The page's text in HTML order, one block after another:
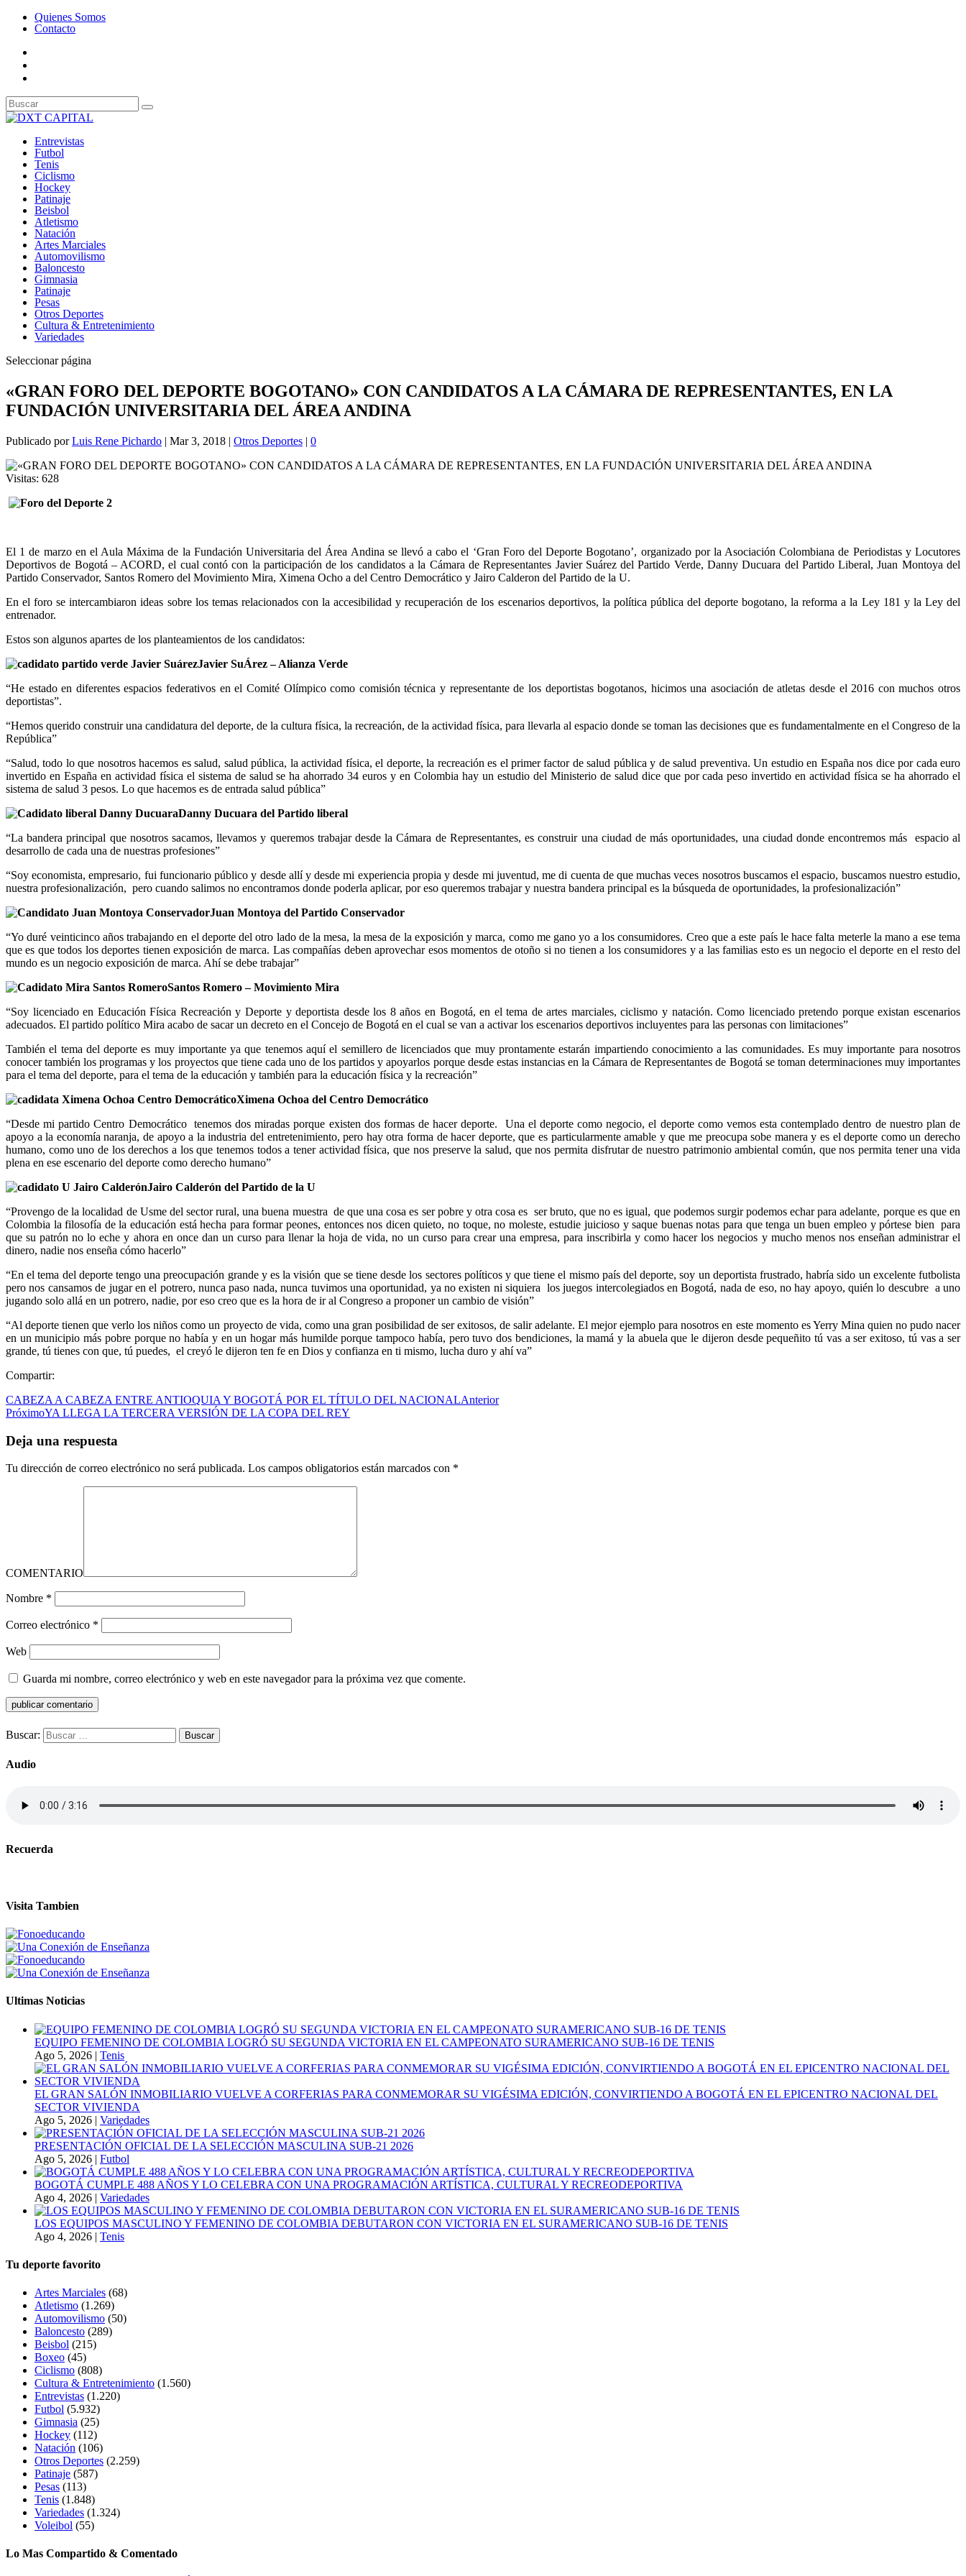
Quienes Somos
Contacto
Entrevistas
Futbol
Tenis
Ciclismo
Hockey
Patinaje
Beisbol
Atletismo
Natación
Artes Marciales
Automovilismo
Baloncesto
Gimnasia
Patinaje
Pesas
Otros Deportes
Cultura & Entretenimiento
Variedades
Seleccionar página
«GRAN FORO DEL DEPORTE BOGOTANO» CON CANDIDATOS A LA CÁMARA DE REPRESENTANTES, EN LA
FUNDACIÓN UNIVERSITARIA DEL ÁREA ANDINA
Publicado porLuis Rene Pichardo | Mar 3, 2018 | Otros Deportes | 0
Visitas: 628
El 1 de marzo en el Aula Máxima de la Fundación Universitaria del Área Andina se llevó a cabo el ‘Gran Foro del Deporte Bogotano’, organizado por la Asociación Colombiana de Periodistas y Locutores
Deportivos de Bogotá – ACORD, el cual contó con la participación de los candidatos a la Cámara de Representantes Javier Suárez del Partido Verde, Danny Ducuara del Partido Liberal, Juan Montoya del
Partido Conservador, Santos Romero del Movimiento Mira, Ximena Ocho a del Centro Democrático y Jairo Calderon del Partido de la U.
En el foro se intercambiaron ideas sobre los temas relacionados con la accesibilidad y recuperación de los escenarios deportivos, la política pública del deporte bogotano, la reforma a la Ley 181 y la Ley del
entrenador.
Estos son algunos apartes de los planteamientos de los candidatos:
Javier SuÁrez – Alianza Verde
“He estado en diferentes espacios federativos en el Comité Olímpico como comisión técnica y representante de los deportistas bogotanos, hicimos una asociación de atletas desde el 2016 con muchos otros
deportistas”.
“Hemos querido construir una candidatura del deporte, de la cultura física, la recreación, de la actividad física, para llevarla al espacio donde se toman las decisiones que es fundamentalmente en el Congreso de la
República”
“Salud, todo lo que nosotros hacemos es salud, salud pública, la actividad física, el deporte, la recreación es el primer factor de salud pública y de salud preventiva. Un estudio en España nos dice por cada euro
invertido en España en actividad física el sistema de salud se ha ahorrado 34 euros y en Colombia hay un estudio del Ministerio de salud dice que por cada peso invertido en actividad física se ha ahorrado el
sistema de salud 3 pesos. Lo que hacemos es de entrada salud pública”
Danny Ducuara del Partido liberal
“La bandera principal que nosotros sacamos, llevamos y queremos trabajar desde la Cámara de Representantes, es construir una ciudad de más oportunidades, una ciudad donde encontremos más espacio al
desarrollo de cada una de nuestras profesiones”
“Soy economista, empresario, fui funcionario público y desde allí y desde mi experiencia propia y desde mi juventud, me di cuenta de que muchas veces nosotros buscamos el espacio, buscamos nuestro estudio,
nuestra profesionalización, pero cuando salimos no encontramos donde poderla aplicar, por eso queremos trabajar y nuestra bandera principal es la búsqueda de oportunidades, la profesionalización”
Juan Montoya del Partido Conservador
“Yo duré veinticinco años trabajando en el deporte del otro lado de la mesa, la mesa de la exposición y marca, como me gano yo a los consumidores. Creo que a este país le hace falta meterle la mano a ese tema
que es que todos los deportes tienen exposición de marca. Las compañías deben aprovechar esos momentos de otoño si no tienen a los consumidores y a las familias esto es un negocio el deporte en el resto del
mundo es un negocio exposición de marca. Ahí se debe trabajar”
Santos Romero – Movimiento Mira
“Soy licenciado en Educación Física Recreación y Deporte y deportista desde los 8 años en Bogotá, en el tema de artes marciales, ciclismo y natación. Como licenciado pretendo porque existan escenarios
adecuados. El partido político Mira acabo de sacar un decreto en el Concejo de Bogotá en el cual se van a activar los escenarios deportivos incluyentes para las personas con limitaciones”
También el tema del deporte es muy importante ya que tenemos aquí el semillero de licenciados que muy prontamente estarán impartiendo conocimiento a las comunidades. Es muy importante para nosotros
conocer también los programas y los proyectos que tiene cada uno de los partidos y apoyarlos porque desde estas instancias en la Cámara de Representantes de Bogotá se toman determinaciones muy importantes
para el tema del deporte, para el tema de la educación y también para la educación física y la recreación”
Ximena Ochoa del Centro Democrático
“Desde mi partido Centro Democrático tenemos dos miradas porque existen dos formas de hacer deporte. Una el deporte como negocio, el deporte como vemos esta contemplado dentro de nuestro plan de
apoyo a la economía naranja, de apoyo a la industria del entretenimiento, pero hay otra forma de hacer deporte, que es particularmente amable y que me preocupa sobe manera y es el deporte como un derecho
humano, como uno de los derechos a los que tenemos todos a tener actividad física, que nos preserve la salud, que nos permita disfrutar de nuestro patrimonio ambiental común, que nos permita tener una vida
plena en ese escenario del deporte como derecho humano”
Jairo Calderón del Partido de la U
“Provengo de la localidad de Usme del sector rural, una buena muestra de que una cosa es ser pobre y otra cosa es ser bruto, que no es igual, que podemos surgir podemos echar para adelante, porque es que en
Colombia la filosofía de la educación está hecha para formar peones, entonces nos dicen quieto, no toque, no moleste, estudie juicioso y saque buenas notas para que tenga un buen empleo y pórtese bien para
que su patrón no lo eche y ahora en once dan un curso para llenar la hoja de vida, no un curso para crear una empresa, para inscribirla y como hacer los negocios y mucho menos nos enseñan administrar el
dinero, nadie nos enseña cómo hacerlo”
“En el tema del deporte tengo una preocupación grande y es la visión que se tiene desde los sectores políticos y que tiene el mismo país del deporte, soy un deportista frustrado, habría sido un excelente futbolista
pero nos cansamos de jugar en el potrero, nunca paso nada, nunca tuvimos una oportunidad, ya no existen ni siquiera los juegos intercolegiados en Bogotá, nada de eso, no hay apoyo, quién lo descubre a uno
jugando solo allá en un potrero, nadie, por eso creo que es la hora de ir al Congreso a proponer un cambio de visión”
“Al deporte tienen que verlo los niños como un proyecto de vida, como una gran posibilidad de ser exitosos, de salir adelante. El mejor ejemplo para nosotros en este momento es Yerry Mina quien no pudo nacer
en un municipio más pobre porque no había y en un hogar más humilde porque tampoco había, pero tuvo dos bendiciones, la mamá y la abuela que le dijeron desde pequeñito tú vas a ser exitoso, tú vas a ser
grande, tú tienes con que, tú puedes, el creyó le dijeron ten fe en Dios y confianza en ti mismo, lucha duro y ahí va”
Compartir:
CABEZA A CABEZA ENTRE ANTIOQUIA Y BOGOTÁ POR EL TÍTULO DEL NACIONALAnterior
PróximoYA LLEGA LA TERCERA VERSIÓN DE LA COPA DEL REY
Deja una respuesta
Tu dirección de correo electrónico no será publicada. Los campos obligatorios están marcados con *
COMENTARIO
Nombre *
Correo electrónico *
Web
Guarda mi nombre, correo electrónico y web en este navegador para la próxima vez que comente.
Buscar:
Audio
Recuerda
Visita Tambien
Ultimas Noticias
EQUIPO FEMENINO DE COLOMBIA LOGRÓ SU SEGUNDA VICTORIA EN EL CAMPEONATO SURAMERICANO SUB-16 DE TENIS
Ago 5, 2026 | Tenis
EL GRAN SALÓN INMOBILIARIO VUELVE A CORFERIAS PARA CONMEMORAR SU VIGÉSIMA EDICIÓN, CONVIRTIENDO A BOGOTÁ EN EL EPICENTRO NACIONAL DEL
SECTOR VIVIENDA
Ago 5, 2026 | Variedades
PRESENTACIÓN OFICIAL DE LA SELECCIÓN MASCULINA SUB-21 2026
Ago 5, 2026 | Futbol
BOGOTÁ CUMPLE 488 AÑOS Y LO CELEBRA CON UNA PROGRAMACIÓN ARTÍSTICA, CULTURAL Y RECREODEPORTIVA
Ago 4, 2026 | Variedades
LOS EQUIPOS MASCULINO Y FEMENINO DE COLOMBIA DEBUTARON CON VICTORIA EN EL SURAMERICANO SUB-16 DE TENIS
Ago 4, 2026 | Tenis
Tu deporte favorito
Artes Marciales (68)
Atletismo (1.269)
Automovilismo (50)
Baloncesto (289)
Beisbol (215)
Boxeo (45)
Ciclismo (808)
Cultura & Entretenimiento (1.560)
Entrevistas (1.220)
Futbol (5.932)
Gimnasia (25)
Hockey (112)
Natación (106)
Otros Deportes (2.259)
Patinaje (587)
Pesas (113)
Tenis (1.848)
Variedades (1.324)
Voleibol (55)
Lo Mas Compartido & Comentado